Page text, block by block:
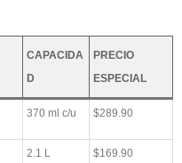
CAPACIDA
D
PRECIO
ESPECIAL
370 ml c/u $289.90
2.1 L $169.90